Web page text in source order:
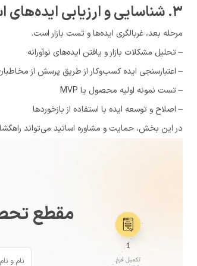
۳. شناسایی و ارزیابی ایده‌های استارتاپی
مرحله بعد، غربالگری ایده‌ها و تست بازار است.
– تحلیل مشکلات بازار و یافتن ایده‌های نوآورانه
– اعتبارسنجی ایده کسب‌وکار از طریق پرسش از
– تست نمونه اولیه محصول یا MVP
– اصلاح و توسعه ایده با استفاده از بازخوردها
در این بخش، حمایت و مشاوره اساتید می‌تواند
مقطع